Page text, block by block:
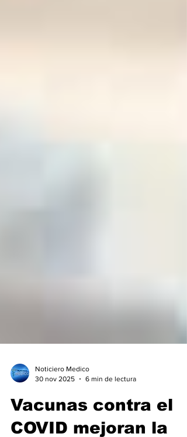
Vacunas contra el